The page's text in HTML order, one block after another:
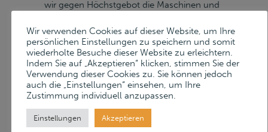
wir gegen Höchstgebot die Maschinen und
Bergkirchen in einer Online-Auktion und
einem darauf folgenden Freiverkauf auf
unserer Auktionsplattform.
AbholungAbholung ab Montag, 23. Juni
2025 Proto-Technik GmbH
Wir verwenden Cookies auf dieser Website, um Ihre
persönlichen Einstellungen zu speichern und somit
wiederholte Besuche dieser Website zu erleichtern.
Indem Sie auf „Akzeptieren“ klicken, stimmen Sie der
Verwendung dieser Cookies zu. Sie können jedoch
auch die „Einstellungen“ einsehen, um Ihre
Zustimmung individuell anzupassen.
Einstellungen Akzeptieren